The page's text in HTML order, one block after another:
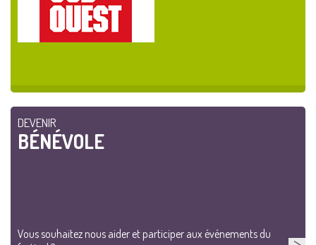
DEVENIR
BÉNÉVOLE
Vous souhaitez nous aider et participer aux événements du